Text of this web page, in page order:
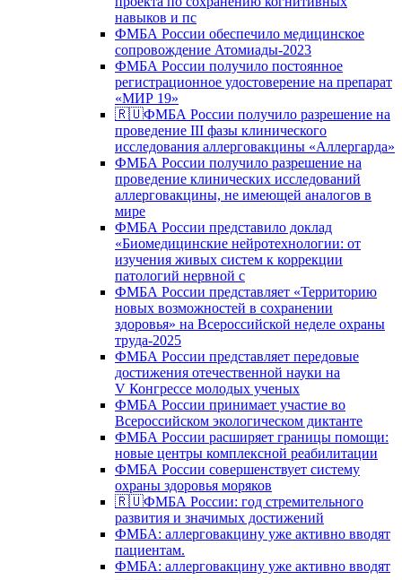
навыков и пс
ФМБА России обеспечило медицинское
сопровождение Атомиады-2023
ФМБА России получило постоянное
регистрационное удостоверение на препарат
«МИР 19»
🇷🇺ФМБА России получило разрешение на
проведение III фазы клинического
исследования аллерговакцины «Аллергарда»
ФМБА России получило разрешение на
проведение клинических исследований
аллерговакцины, не имеющей аналогов в
мире
ФМБА России представило доклад
«Биомедицинские нейротехнологии: от
изучения живых систем к коррекции
патологий нервной с
ФМБА России представляет «Территорию
новых возможностей в сохранении
здоровья» на Всероссийской неделе охраны
труда-2025
ФМБА России представляет передовые
достижения отечественной науки на
V Конгрессе молодых ученых
ФМБА России принимает участие во
Всероссийском экологическом диктанте
ФМБА России расширяет границы помощи:
новые центры комплексной реабилитации
ФМБА России совершенствует систему
охраны здоровья моряков
🇷🇺ФМБА России: год стремительного
развития и значимых достижений
ФМБА: аллерговакцину уже активно вводят
пациентам.
ФМБА: аллерговакцину уже активно вводят